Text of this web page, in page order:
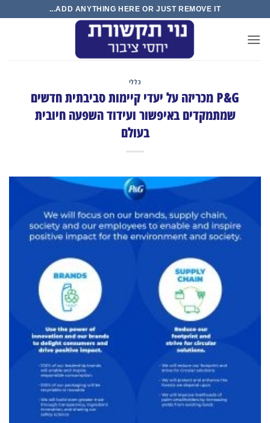
content
ADD ANYTHING HERE OR JUST REMOVE IT...
כללי
P&G מכריזה על יעדי קיימות סביבתית חדשים
שמתמקדים באיפשור ועידוד השפעה חיובית
בעולם